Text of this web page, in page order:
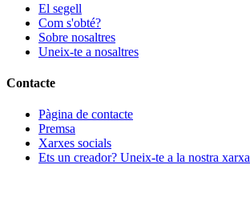
El segell
Com s'obté?
Sobre nosaltres
Uneix-te a nosaltres
Contacte
Pàgina de contacte
Premsa
Xarxes socials
Ets un creador? Uneix-te a la nostra xarxa